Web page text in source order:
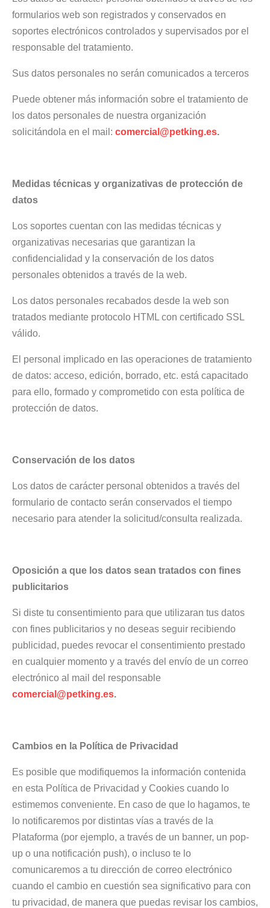
formularios web son registrados y conservados en
soportes electrónicos controlados y supervisados por el
responsable del tratamiento.
Sus datos personales no serán comunicados a terceros
Puede obtener más información sobre el tratamiento de
los datos personales de nuestra organización
solicitándola en el mail: comercial@petking.es.
Medidas técnicas y organizativas de protección de
datos
Los soportes cuentan con las medidas técnicas y
organizativas necesarias que garantizan la
confidencialidad y la conservación de los datos
personales obtenidos a través de la web.
Los datos personales recabados desde la web son
tratados mediante protocolo HTML con certificado SSL
válido.
El personal implicado en las operaciones de tratamiento
de datos: acceso, edición, borrado, etc. está capacitado
para ello, formado y comprometido con esta política de
protección de datos.
Conservación de los datos
Los datos de carácter personal obtenidos a través del
formulario de contacto serán conservados el tiempo
necesario para atender la solicitud/consulta realizada.
Oposición a que los datos sean tratados con fines
publicitarios
Si diste tu consentimiento para que utilizaran tus datos
con fines publicitarios y no deseas seguir recibiendo
publicidad, puedes revocar el consentimiento prestado
en cualquier momento y a través del envío de un correo
electrónico al mail del responsable
comercial@petking.es.
Cambios en la Política de Privacidad
Es posible que modifiquemos la información contenida
en esta Política de Privacidad y Cookies cuando lo
estimemos conveniente. En caso de que lo hagamos, te
lo notificaremos por distintas vías a través de la
Plataforma (por ejemplo, a través de un banner, un pop-
up o una notificación push), o incluso te lo
comunicaremos a tu dirección de correo electrónico
cuando el cambio en cuestión sea significativo para con
tu privacidad, de manera que puedas revisar los cambios,